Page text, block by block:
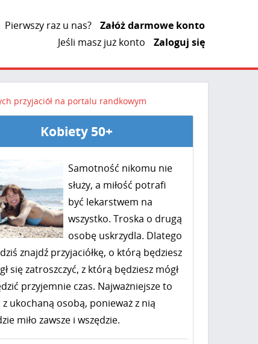
Pierwszy raz u nas?
Załóż darmowe konto
Jeśli masz już konto
Zaloguj się
przyjaciół na portalu randkowym
Kobiety 50+
Samotność nikomu nie
służy, a miłość potrafi
być lekarstwem na
wszystko. Troska o drugą
osobę uskrzydla. Dlatego
znajdź przyjaciółkę, o którą będziesz
się zatroszczyć, z którą będziesz mógł
przyjemnie czas. Najważniejsze to
z ukochaną osobą, ponieważ z nią
miło zawsze i wszędzie.